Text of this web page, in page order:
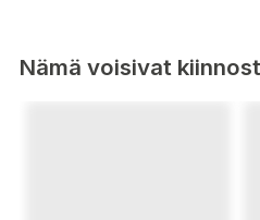
Nämä voisivat